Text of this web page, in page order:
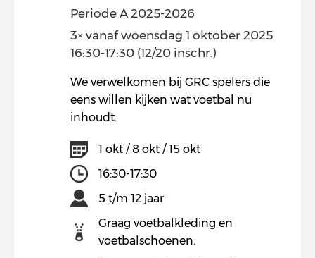
Periode A 2025-2026
3× vanaf woensdag 1 oktober 2025
16:30-17:30 (12/20 inschr.)
We verwelkomen bij GRC spelers die
eens willen kijken wat voetbal nu
inhoudt.
1 okt / 8 okt / 15 okt
16:30-17:30
5 t/m 12 jaar
Graag voetbalkleding en
voetbalschoenen.